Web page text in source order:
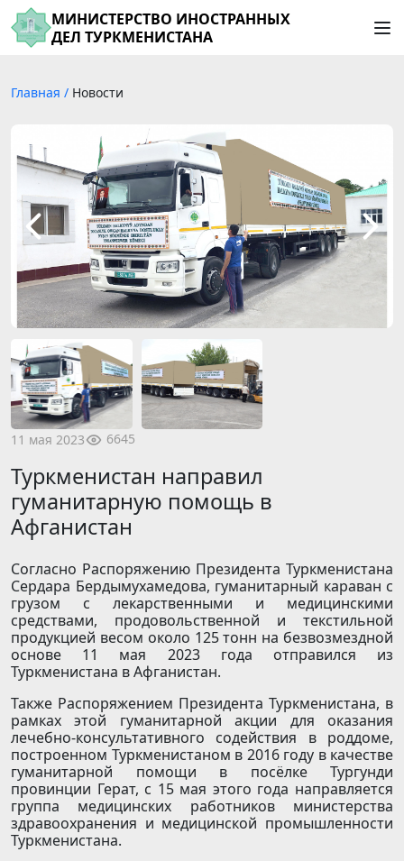
МИНИСТЕРСТВО ИНОСТРАННЫХ
ДЕЛ ТУРКМЕНИСТАНА
Главная / Новости
11 мая 2023 6645
Туркменистан направил
гуманитарную помощь в
Афганистан
Согласно Распоряжению Президента Туркменистана
Сердара Бердымухамедова, гуманитарный караван с
грузом с лекарственными и медицинскими
средствами, продовольственной и текстильной
продукцией весом около 125 тонн на безвозмездной
основе 11 мая 2023 года отправился из
Туркменистана в Афганистан.
Также Распоряжением Президента Туркменистана, в
рамках этой гуманитарной акции для оказания
лечебно-консультативного содействия в роддоме,
построенном Туркменистаном в 2016 году в качестве
гуманитарной помощи в посёлке Тургунди
провинции Герат, с 15 мая этого года направляется
группа медицинских работников министерства
здравоохранения и медицинской промышленности
Туркменистана.